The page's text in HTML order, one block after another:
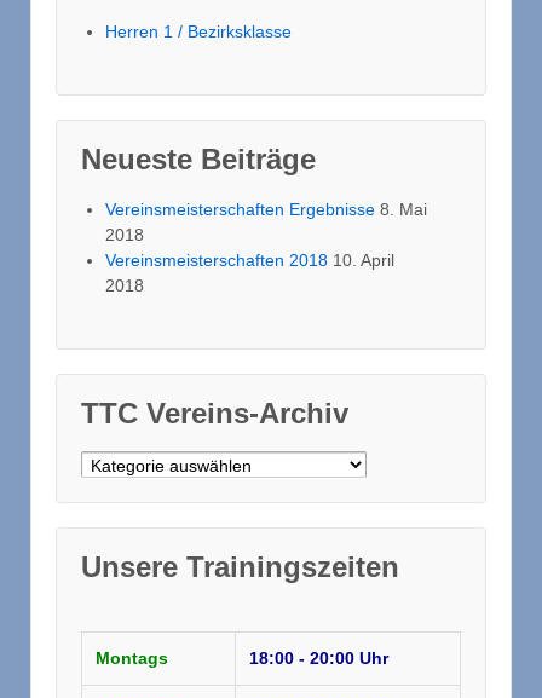
Herren 1 / Bezirksklasse
Neueste Beiträge
Vereinsmeisterschaften Ergebnisse 8. Mai
2018
Vereinsmeisterschaften 2018 10. April
2018
TTC Vereins-Archiv
TTC Vereins-Archiv
Unsere Trainingszeiten
Montags 18:00 - 20:00 Uhr